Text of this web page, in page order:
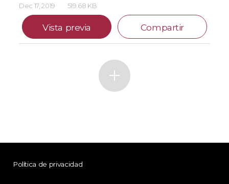
Dec 17, 2019 519.68 KB
Vista previa Compartir
Política de privacidad